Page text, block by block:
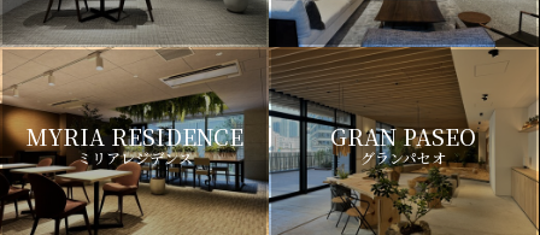
MYRIA RESIDENCE
ミリアレジデンス
GRAN PASEO
グランパセオ